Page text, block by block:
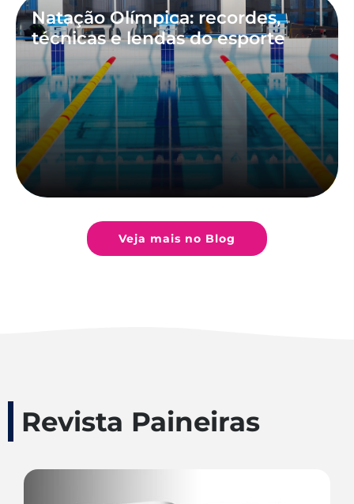
Natação Olímpica: recordes,
técnicas e lendas do esporte
Veja mais no Blog
Revista Paineiras